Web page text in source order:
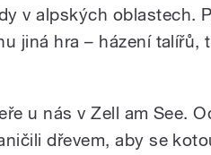
v alpských oblastech.
jiná hra – házení talířů,
u nás v Zell am See.
dřevem, aby se